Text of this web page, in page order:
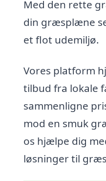
Med den rette
din græsplæne
et flot udemiljø.
Vores platform
tilbud fra lokale
sammenligne
mod en smuk
os hjælpe dig
løsninger til